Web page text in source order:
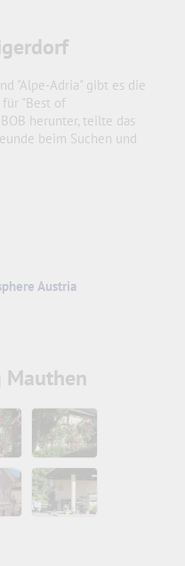
"Alpe-Adria" gibt es die
für "Best of
herunter, teilte das
beim Suchen und
Austria
Mauthen